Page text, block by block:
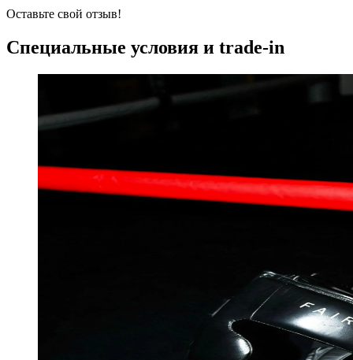
Оставьте свой отзыв!
Специальные условия и trade-in